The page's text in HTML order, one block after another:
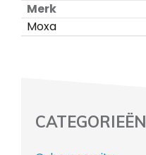
Merk
Moxa
CATEGORIEËN